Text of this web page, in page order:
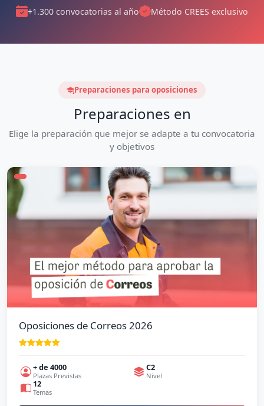
+1.300 convocatorias al año
Método CREES exclusivo
Preparaciones para oposiciones
Preparaciones en
Elige la preparación que mejor se adapte a tu convocatoria
y objetivos
Oposiciones de Correos 2026
+ de 4000
Plazas Previstas
C2
Nivel
12
Temas